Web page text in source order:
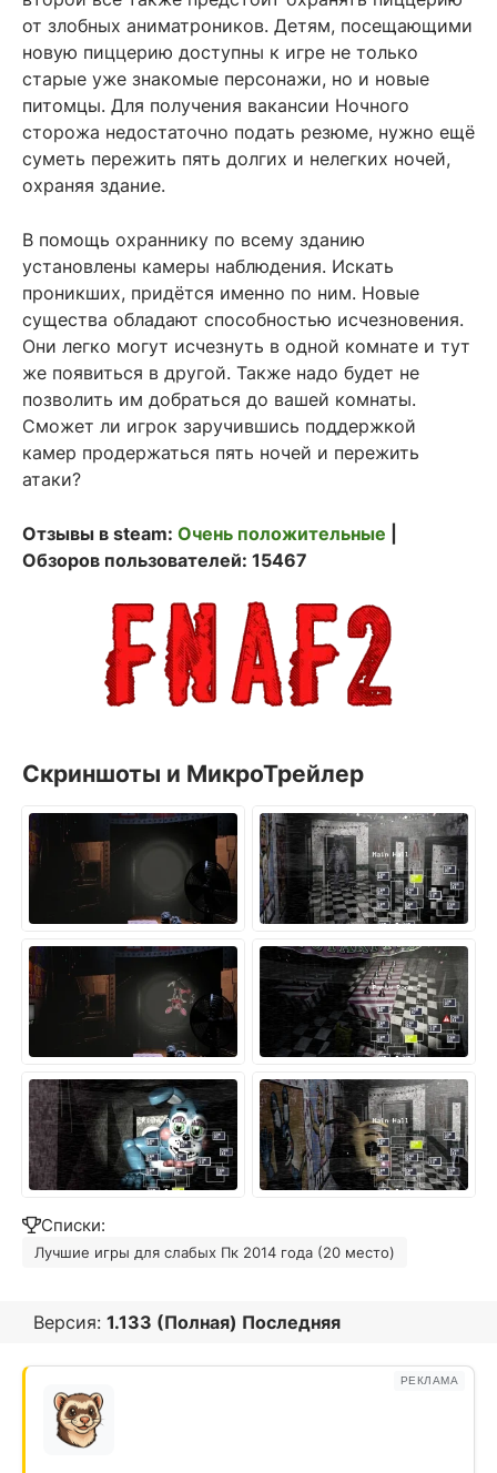
от злобных аниматроников. Детям, посещающими
новую пиццерию доступны к игре не только
старые уже знакомые персонажи, но и новые
питомцы. Для получения вакансии Ночного
сторожа недостаточно подать резюме, нужно ещё
суметь пережить пять долгих и нелегких ночей,
охраняя здание.
В помощь охраннику по всему зданию
установлены камеры наблюдения. Искать
проникших, придётся именно по ним. Новые
существа обладают способностью исчезновения.
Они легко могут исчезнуть в одной комнате и тут
же появиться в другой. Также надо будет не
позволить им добраться до вашей комнаты.
Сможет ли игрок заручившись поддержкой
камер продержаться пять ночей и пережить
атаки?
Отзывы в steam: Очень положительные
Обзоров пользователей: 15467
Скриншоты и МикроТрейлер
Списки:
Лучшие игры для слабых Пк 2014 года (20 место)
Версия: 1.133 (Полная) Последняя
РЕКЛАМА